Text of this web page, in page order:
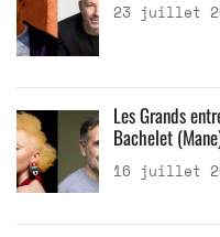
23 juillet
Les Grands
Bachelet
16 juillet